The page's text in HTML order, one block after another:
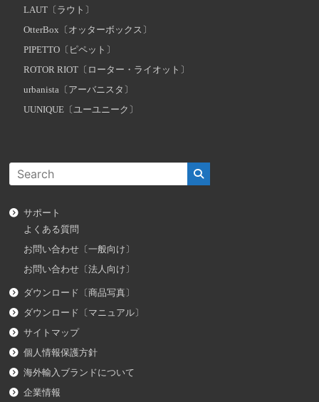
LAUT〔ラウト〕
OtterBox〔オッターボックス〕
PIPETTO〔ピペット〕
ROTOR RIOT〔ローター・ライオット〕
urbanista〔アーバニスタ〕
UUNIQUE〔ユーユニーク〕
サポート
よくある質問
お問い合わせ〔一般向け〕
お問い合わせ〔法人向け〕
ダウンロード〔商品写真〕
ダウンロード〔マニュアル〕
サイトマップ
個人情報保護方針
海外輸入ブランドについて
企業情報